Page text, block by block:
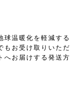
球温暖化を軽減する
もお受け取りいただ
へお届けする発送方